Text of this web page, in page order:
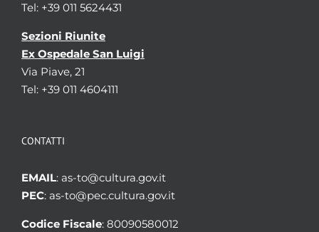
Tel: +39 011 5624431
Sezioni Riunite
Ex Ospedale San Luigi
Via Piave, 21
Tel: +39 011 4604111
CONTATTI
EMAIL: as-to@cultura.gov.it
PEC: as-to@pec.cultura.gov.it
Codice Fiscale: 80090580012